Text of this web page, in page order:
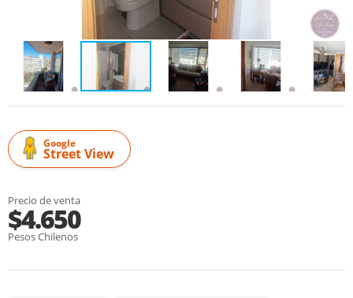
Google
Street View
Precio de venta
$4.650
Pesos Chilenos